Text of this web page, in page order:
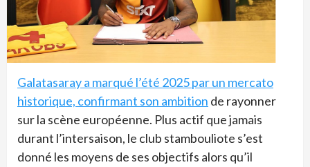
Galatasaray a marqué l’été 2025 par un mercato
historique, confirmant son ambition de rayonner
sur la scène européenne. Plus actif que jamais
durant l’intersaison, le club stambouliote s’est
donné les moyens de ses objectifs alors qu’il